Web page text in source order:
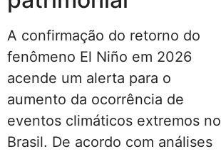
A confirmação do retorno do
fenômeno El Niño em 2026
acende um alerta para o
aumento da ocorrência de
eventos climáticos extremos no
Brasil. De acordo com análises